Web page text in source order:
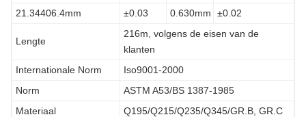
21.34406.4mm ±0.03 0.630mm ±0.02
Lengte
216m, volgens de eisen van de
klanten
Internationale Norm
Iso9001-2000
Norm
ASTM A53/BS 1387-1985
Materiaal
Q195/Q215/Q235/Q345/GR.B, GR.C